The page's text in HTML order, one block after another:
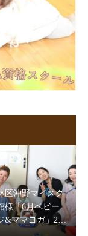
区沖野マイスク
様「6月ベビー
&ママヨガ」202